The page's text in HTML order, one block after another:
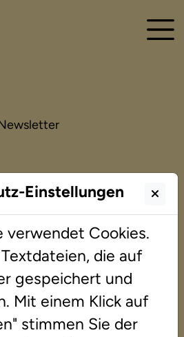
Einstellungen
verwendet Cookies.
die auf
gespeichert und
Mit einem Klick auf
stimmen Sie der